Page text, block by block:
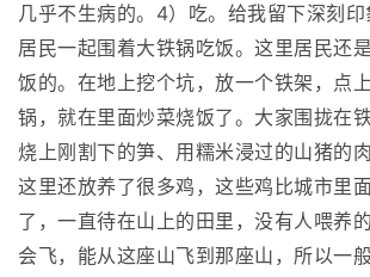
几乎不生病的。4）吃。给我留下深刻
居民一起围着大铁锅吃饭。这里居民还
饭的。在地上挖个坑，放一个铁架，点
锅，就在里面炒菜烧饭了。大家围拢在
烧上刚割下的笋、用糯米浸过的山猪的
这里还放养了很多鸡，这些鸡比城市里
了，一直待在山上的田里，没有人喂养
会飞，能从这座山飞到那座山，所以一